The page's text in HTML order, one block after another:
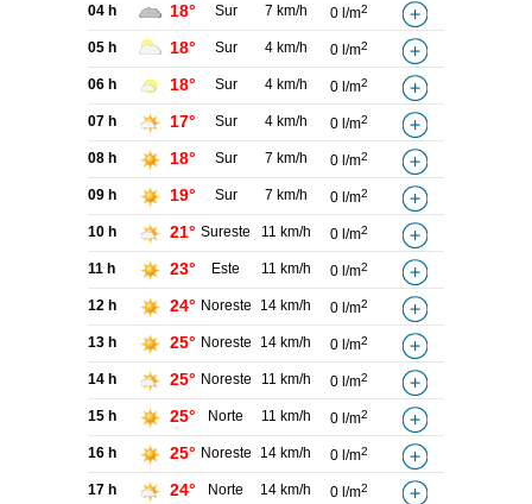
04 h 18° Sur 7 km/h 0 l/m2
05 h 18° Sur 4 km/h 0 l/m2
06 h 18° Sur 4 km/h 0 l/m2
07 h 17° Sur 4 km/h 0 l/m2
08 h 18° Sur 7 km/h 0 l/m2
09 h 19° Sur 7 km/h 0 l/m2
10 h 21° Sureste 11 km/h 0 l/m2
11 h 23° Este 11 km/h 0 l/m2
12 h 24° Noreste 14 km/h 0 l/m2
13 h 25° Noreste 14 km/h 0 l/m2
14 h 25° Noreste 11 km/h 0 l/m2
15 h 25° Norte 11 km/h 0 l/m2
16 h 25° Noreste 14 km/h 0 l/m2
17 h 24° Norte 14 km/h 0 l/m2